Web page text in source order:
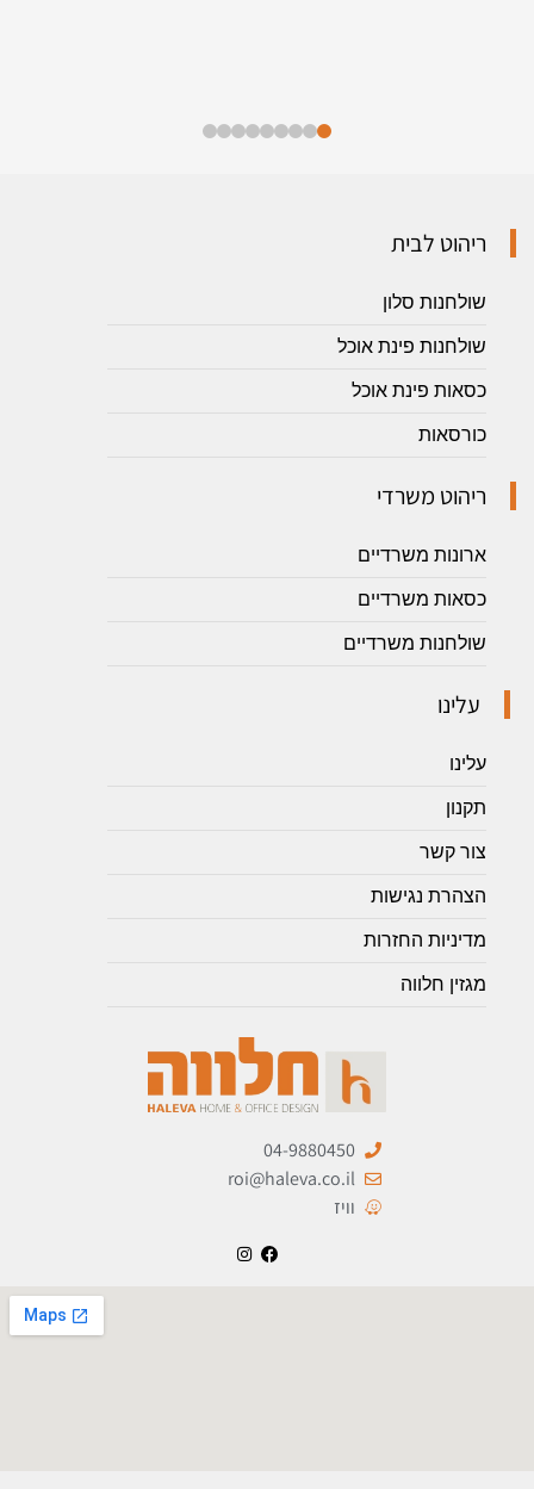
ריהוט לבית
שולחנות סלון
שולחנות פינת אוכל
כסאות פינת אוכל
כורסאות
ריהוט משרדי
ארונות משרדיים
כסאות משרדיים
שולחנות משרדיים
עלינו
עלינו
תקנון
צור קשר
הצהרת נגישות
מדיניות החזרות
מגזין חלווה
04-9880450
roi@haleva.co.il
וויז